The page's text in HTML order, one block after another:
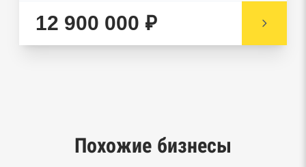
имущества нотариальной палаты
Реестр недействительных паспортов ФМС
предпринимательства ФНС
12 900 000 ₽
Похожие бизнесы